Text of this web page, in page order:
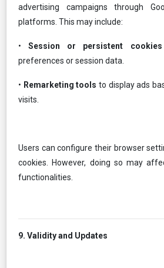
advertising campaigns through
platforms. This may include:
•Session or persistent cookies
preferences or session data.
• Remarketing tools to display ads
visits.
Users can configure their browser
cookies. However, doing so may
functionalities.
9. Validity and Updates